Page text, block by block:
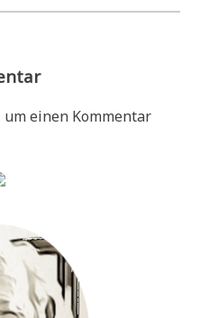
um einen Kommentar